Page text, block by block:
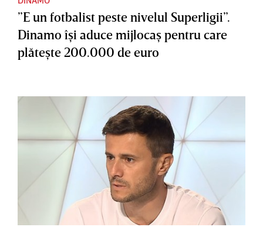
”E un fotbalist peste nivelul Superligii”.
Dinamo îşi aduce mijlocaş pentru care
plăteşte 200.000 de euro